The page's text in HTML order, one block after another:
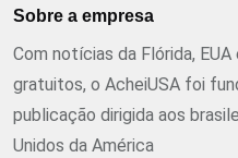
Sobre a empresa
Com notícias da Flórida,
gratuitos, o AcheiUSA foi
publicação dirigida aos
Unidos da América